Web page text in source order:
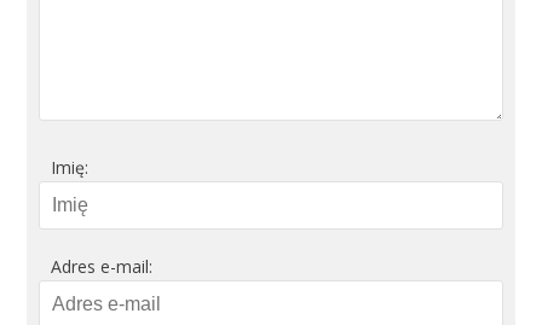
Imię:
Adres e-mail: